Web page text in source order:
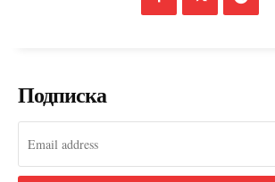
Подписка